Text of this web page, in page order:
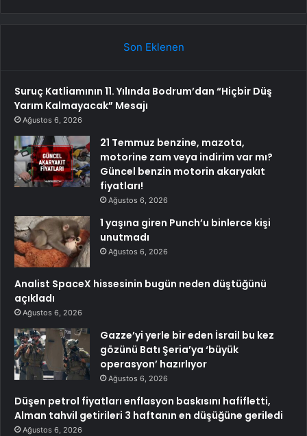
Son Eklenen
Suruç Katliamının 11. Yılında Bodrum’dan “Hiçbir Düş
Yarım Kalmayacak” Mesajı
Ağustos 6, 2026
21 Temmuz benzine, mazota,
motorine zam veya indirim var mı?
Güncel benzin motorin akaryakıt
fiyatları!
Ağustos 6, 2026
1 yaşına giren Punch’u binlerce kişi
unutmadı
Ağustos 6, 2026
Analist SpaceX hissesinin bugün neden düştüğünü
açıkladı
Ağustos 6, 2026
Gazze’yi yerle bir eden İsrail bu kez
gözünü Batı Şeria’ya ‘büyük
operasyon’ hazırlıyor
Ağustos 6, 2026
Düşen petrol fiyatları enflasyon baskısını hafifletti,
Alman tahvil getirileri 3 haftanın en düşüğüne geriledi
Ağustos 6, 2026